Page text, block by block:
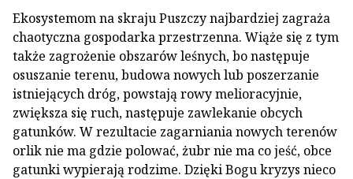
Ekosystemom na skraju Puszczy najbardziej zagraża
chaotyczna gospodarka przestrzenna. Wiąże się z tym
także zagrożenie obszarów leśnych, bo następuje
osuszanie terenu, budowa nowych lub poszerzanie
istniejących dróg, powstają rowy melioracyjnie,
zwiększa się ruch, następuje zawlekanie obcych
gatunków. W rezultacie zagarniania nowych terenów
orlik nie ma gdzie polować, żubr nie ma co jeść, obce
gatunki wypierają rodzime. Dzięki Bogu kryzys nieco